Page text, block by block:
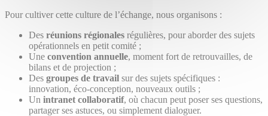
Pour cultiver cette culture de l’échange, nous organisons :
Des réunions régionales régulières, pour aborder des sujets
opérationnels en petit comité ;
Une convention annuelle, moment fort de retrouvailles, de
bilans et de projection ;
Des groupes de travail sur des sujets spécifiques :
innovation, éco-conception, nouveaux outils ;
Un intranet collaboratif, où chacun peut poser ses questions,
partager ses astuces, ou simplement dialoguer.